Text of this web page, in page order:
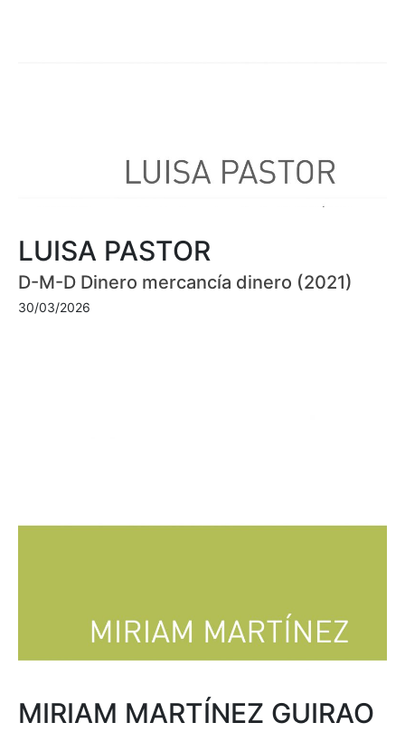
LUISA PASTOR
D-M-D Dinero mercancía dinero (2021)
30/03/2026
MIRIAM MARTÍNEZ GUIRAO